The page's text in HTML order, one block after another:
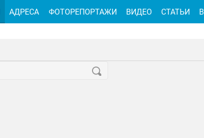
АДРЕСА ФОТОРЕПОРТАЖИ ВИДЕО СТАТЬИ